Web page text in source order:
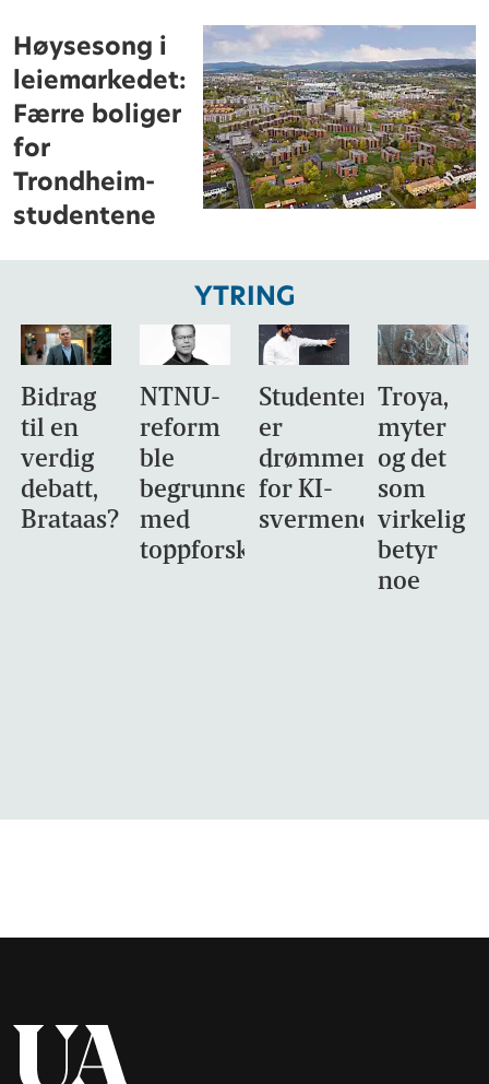
Høysesong i
leiemarkedet:
Færre boliger
for
Trondheim-
studentene
YTRING
Bidrag
til en
verdig
debatt,
Brataas?
NTNU-
reform
ble
begrunnet
med
toppforskning
Studentene
er
drømmemålet
for KI-
svermene
Troya,
myter
og det
som
virkelig
betyr
noe